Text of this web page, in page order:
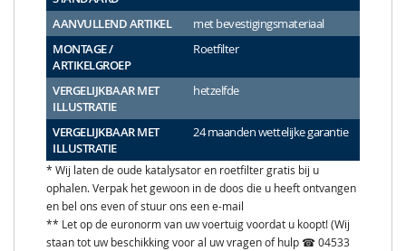
AANVULLEND ARTIKEL
met bevestigingsmateriaal
MONTAGE /
ARTIKELGROEP
Roetfilter
VERGELIJKBAAR MET
ILLUSTRATIE
hetzelfde
VERGELIJKBAAR MET
ILLUSTRATIE
24 maanden wettelijke garantie
* Wij laten de oude katalysator en roetfilter gratis bij u
ophalen. Verpak het gewoon in de doos die u heeft ontvangen
en bel ons even of stuur ons een e-mail
** Let op de euronorm van uw voertuig voordat u koopt! (Wij
staan tot uw beschikking voor al uw vragen of hulp ☎ 04533